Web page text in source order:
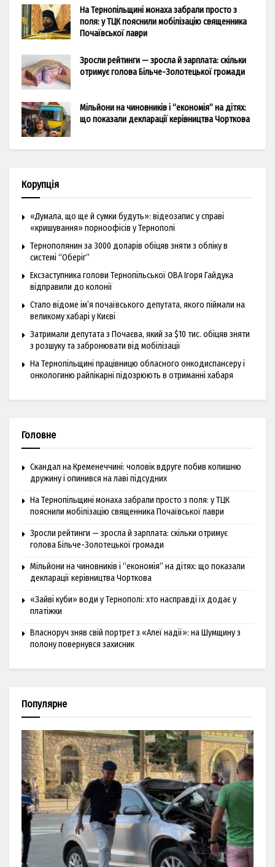
На Тернопільщині монаха забрали просто з
поля: у ТЦК пояснили мобілізацію священника
Почаївської лаври
Зросли рейтинги — зросла й зарплата: скільки
отримує голова Більче-Золотецької громади
Мільйони на чиновників і “економія” на дітях:
що показали декларації керівництва Чорткова
Корупція
«Думала, що ще й сумки будуть»: відеозапис у справі
«кришування» порноофісів у Тернополі
Тернополянин за 3000 доларів обіцяв зняти з обліку в
системі “Оберіг”
Ексзаступника голови Тернопільської ОВА Ігоря Гайдука
відправили до колонії
Стало відоме ім’я почаївського депутата, якого піймали на
великому хабарі у Києві
Затримали депутата з Почаєва, який за $10 тис. обіцяв зняти
з розшуку та забронювати від мобілізації
На Тернопільщині працівницю обласного онкодиспансеру і
онкологиню райлікарні підозрюють в отриманні хабаря
Головне
Скандал на Кременеччині: чоловік вдруге побив колишню
дружину і опинився на лаві підсудних
На Тернопільщині монаха забрали просто з поля: у ТЦК
пояснили мобілізацію священника Почаївської лаври
Зросли рейтинги — зросла й зарплата: скільки отримує
голова Більче-Золотецької громади
Мільйони на чиновників і “економія” на дітях: що показали
декларації керівництва Чорткова
«Зайві куби» води у Тернополі: хто насправді їх додає у
платіжки
Власноруч зняв свій портрет з «Алеї надії»: на Шумщину з
полону повернувся захисник
Популярне